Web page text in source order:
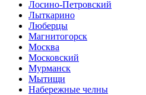
Лосино-Петровский
Лыткарино
Люберцы
Магнитогорск
Москва
Московский
Мурманск
Мытищи
Набережные челны